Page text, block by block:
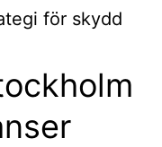
för skydd